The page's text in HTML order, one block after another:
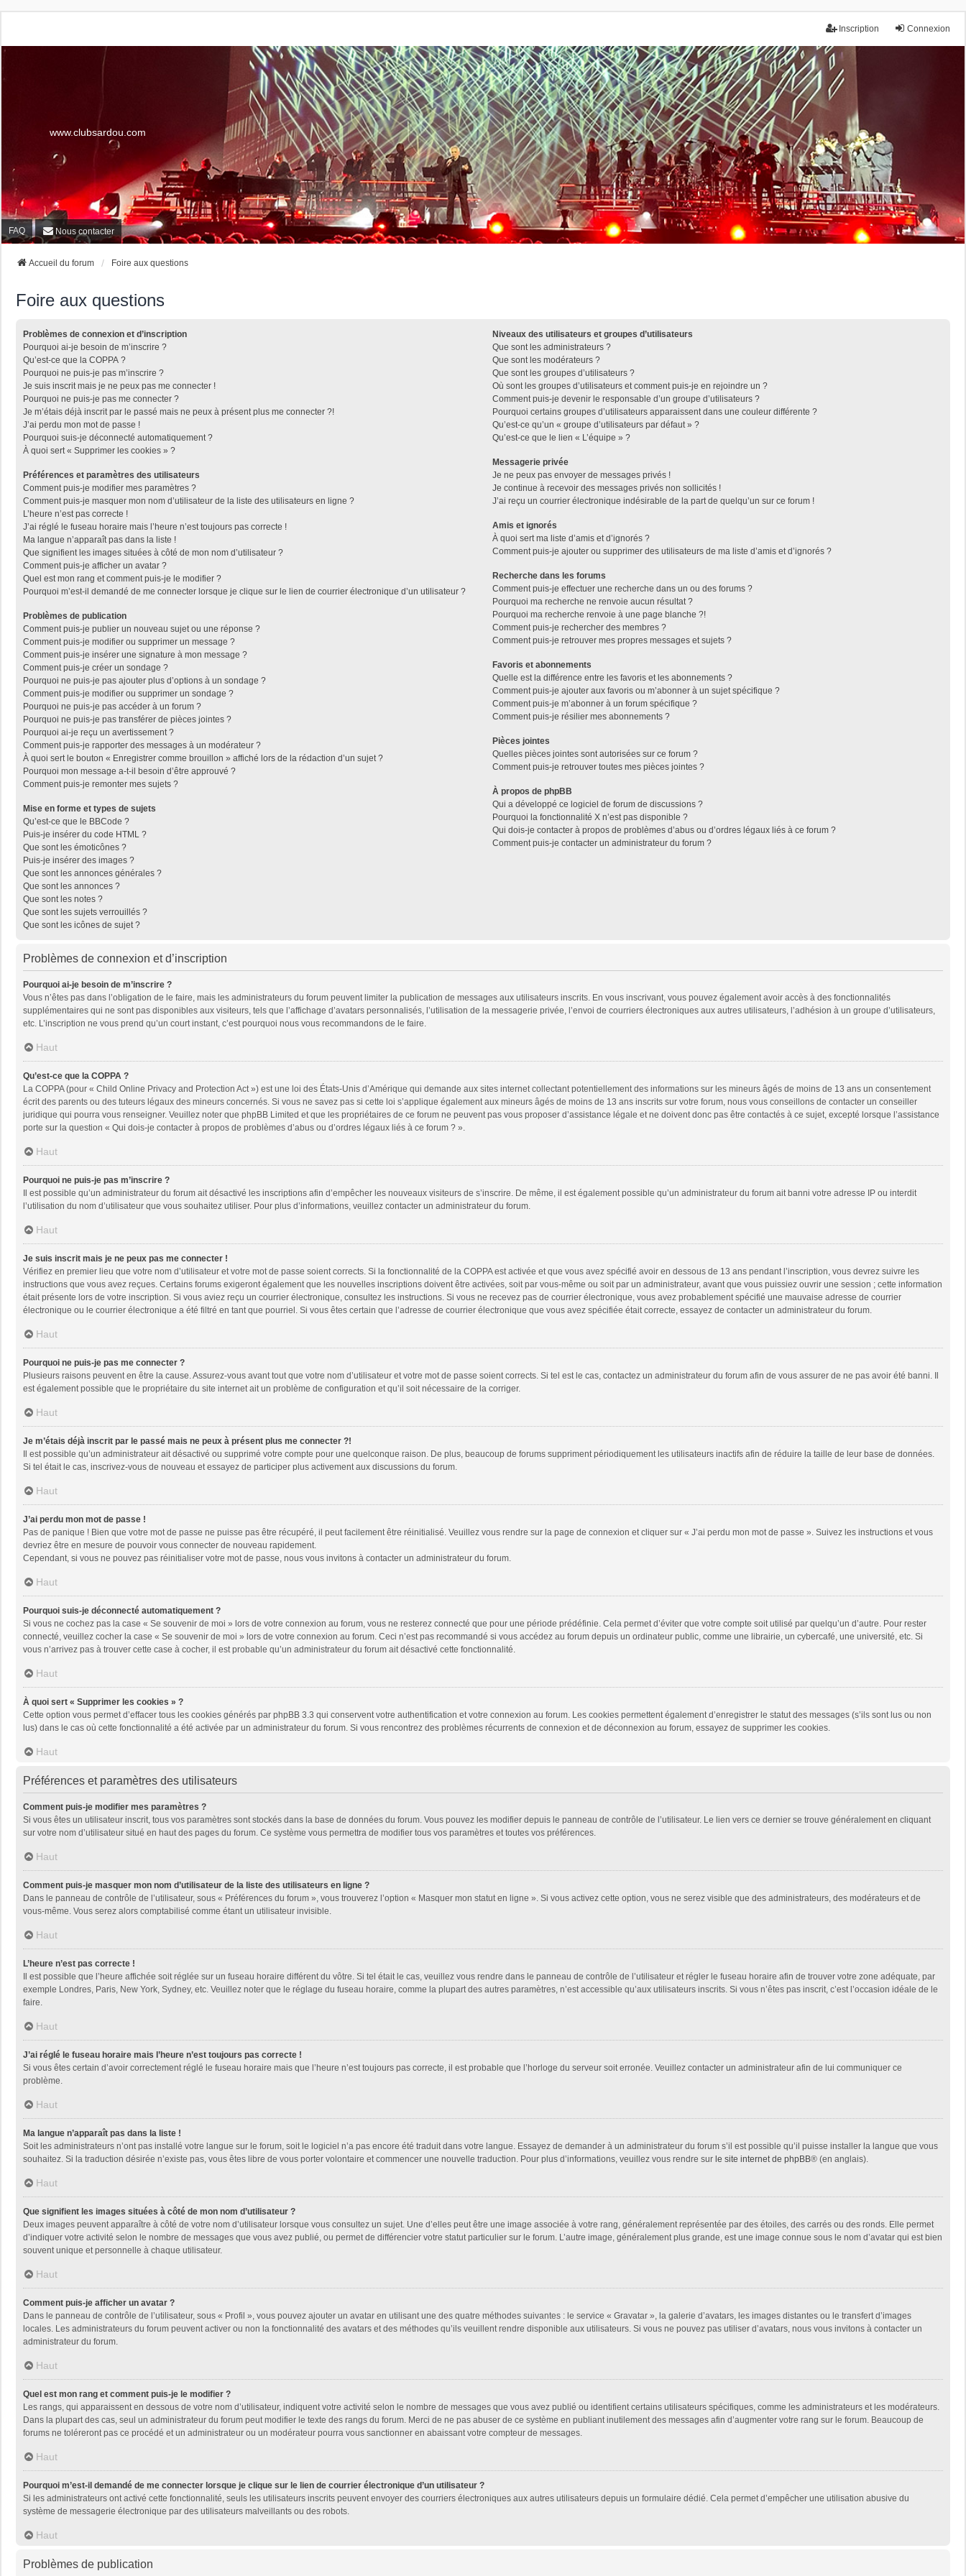
Connexion
Inscription
www.clubsardou.com
FAQ Nous contacter
Accueil du forum Foire aux questions
Foire aux questions
Problèmes de connexion et d’inscription
Pourquoi ai-je besoin de m’inscrire ?
Qu’est-ce que la COPPA ?
Pourquoi ne puis-je pas m’inscrire ?
Je suis inscrit mais je ne peux pas me connecter !
Pourquoi ne puis-je pas me connecter ?
Je m’étais déjà inscrit par le passé mais ne peux à présent plus me connecter ?!
J’ai perdu mon mot de passe !
Pourquoi suis-je déconnecté automatiquement ?
À quoi sert « Supprimer les cookies » ?
Préférences et paramètres des utilisateurs
Comment puis-je modifier mes paramètres ?
Comment puis-je masquer mon nom d’utilisateur de la liste des utilisateurs en ligne ?
L’heure n’est pas correcte !
J’ai réglé le fuseau horaire mais l’heure n’est toujours pas correcte !
Ma langue n’apparaît pas dans la liste !
Que signifient les images situées à côté de mon nom d’utilisateur ?
Comment puis-je afficher un avatar ?
Quel est mon rang et comment puis-je le modifier ?
Pourquoi m’est-il demandé de me connecter lorsque je clique sur le lien de courrier électronique d’un utilisateur ?
Problèmes de publication
Comment puis-je publier un nouveau sujet ou une réponse ?
Comment puis-je modifier ou supprimer un message ?
Comment puis-je insérer une signature à mon message ?
Comment puis-je créer un sondage ?
Pourquoi ne puis-je pas ajouter plus d’options à un sondage ?
Comment puis-je modifier ou supprimer un sondage ?
Pourquoi ne puis-je pas accéder à un forum ?
Pourquoi ne puis-je pas transférer de pièces jointes ?
Pourquoi ai-je reçu un avertissement ?
Comment puis-je rapporter des messages à un modérateur ?
À quoi sert le bouton « Enregistrer comme brouillon » affiché lors de la rédaction d’un sujet ?
Pourquoi mon message a-t-il besoin d’être approuvé ?
Comment puis-je remonter mes sujets ?
Mise en forme et types de sujets
Qu’est-ce que le BBCode ?
Puis-je insérer du code HTML ?
Que sont les émoticônes ?
Puis-je insérer des images ?
Que sont les annonces générales ?
Que sont les annonces ?
Que sont les notes ?
Que sont les sujets verrouillés ?
Que sont les icônes de sujet ?
Niveaux des utilisateurs et groupes d’utilisateurs
Que sont les administrateurs ?
Que sont les modérateurs ?
Que sont les groupes d’utilisateurs ?
Où sont les groupes d’utilisateurs et comment puis-je en rejoindre un ?
Comment puis-je devenir le responsable d’un groupe d’utilisateurs ?
Pourquoi certains groupes d’utilisateurs apparaissent dans une couleur différente ?
Qu’est-ce qu’un « groupe d’utilisateurs par défaut » ?
Qu’est-ce que le lien « L’équipe » ?
Messagerie privée
Je ne peux pas envoyer de messages privés !
Je continue à recevoir des messages privés non sollicités !
J’ai reçu un courrier électronique indésirable de la part de quelqu’un sur ce forum !
Amis et ignorés
À quoi sert ma liste d’amis et d’ignorés ?
Comment puis-je ajouter ou supprimer des utilisateurs de ma liste d’amis et d’ignorés ?
Recherche dans les forums
Comment puis-je effectuer une recherche dans un ou des forums ?
Pourquoi ma recherche ne renvoie aucun résultat ?
Pourquoi ma recherche renvoie à une page blanche ?!
Comment puis-je rechercher des membres ?
Comment puis-je retrouver mes propres messages et sujets ?
Favoris et abonnements
Quelle est la différence entre les favoris et les abonnements ?
Comment puis-je ajouter aux favoris ou m’abonner à un sujet spécifique ?
Comment puis-je m’abonner à un forum spécifique ?
Comment puis-je résilier mes abonnements ?
Pièces jointes
Quelles pièces jointes sont autorisées sur ce forum ?
Comment puis-je retrouver toutes mes pièces jointes ?
À propos de phpBB
Qui a développé ce logiciel de forum de discussions ?
Pourquoi la fonctionnalité X n’est pas disponible ?
Qui dois-je contacter à propos de problèmes d’abus ou d’ordres légaux liés à ce forum ?
Comment puis-je contacter un administrateur du forum ?
Problèmes de connexion et d’inscription
Pourquoi ai-je besoin de m’inscrire ?
Vous n’êtes pas dans l’obligation de le faire, mais les administrateurs du forum peuvent limiter la publication de messages aux utilisateurs inscrits. En vous inscrivant, vous pouvez également avoir accès à des fonctionnalités
supplémentaires qui ne sont pas disponibles aux visiteurs, tels que l’affichage d’avatars personnalisés, l’utilisation de la messagerie privée, l’envoi de courriers électroniques aux autres utilisateurs, l’adhésion à un groupe d’utilisateurs,
etc. L’inscription ne vous prend qu’un court instant, c’est pourquoi nous vous recommandons de le faire.
Haut
Qu’est-ce que la COPPA ?
La COPPA (pour « Child Online Privacy and Protection Act ») est une loi des États-Unis d’Amérique qui demande aux sites internet collectant potentiellement des informations sur les mineurs âgés de moins de 13 ans un consentement
écrit des parents ou des tuteurs légaux des mineurs concernés. Si vous ne savez pas si cette loi s’applique également aux mineurs âgés de moins de 13 ans inscrits sur votre forum, nous vous conseillons de contacter un conseiller
juridique qui pourra vous renseigner. Veuillez noter que phpBB Limited et que les propriétaires de ce forum ne peuvent pas vous proposer d’assistance légale et ne doivent donc pas être contactés à ce sujet, excepté lorsque l’assistance
porte sur la question « Qui dois-je contacter à propos de problèmes d’abus ou d’ordres légaux liés à ce forum ? ».
Haut
Pourquoi ne puis-je pas m’inscrire ?
Il est possible qu’un administrateur du forum ait désactivé les inscriptions afin d’empêcher les nouveaux visiteurs de s’inscrire. De même, il est également possible qu’un administrateur du forum ait banni votre adresse IP ou interdit
l’utilisation du nom d’utilisateur que vous souhaitez utiliser. Pour plus d’informations, veuillez contacter un administrateur du forum.
Haut
Je suis inscrit mais je ne peux pas me connecter !
Vérifiez en premier lieu que votre nom d’utilisateur et votre mot de passe soient corrects. Si la fonctionnalité de la COPPA est activée et que vous avez spécifié avoir en dessous de 13 ans pendant l’inscription, vous devrez suivre les
instructions que vous avez reçues. Certains forums exigeront également que les nouvelles inscriptions doivent être activées, soit par vous-même ou soit par un administrateur, avant que vous puissiez ouvrir une session ; cette information
était présente lors de votre inscription. Si vous aviez reçu un courrier électronique, consultez les instructions. Si vous ne recevez pas de courrier électronique, vous avez probablement spécifié une mauvaise adresse de courrier
électronique ou le courrier électronique a été filtré en tant que pourriel. Si vous êtes certain que l’adresse de courrier électronique que vous avez spécifiée était correcte, essayez de contacter un administrateur du forum.
Haut
Pourquoi ne puis-je pas me connecter ?
Plusieurs raisons peuvent en être la cause. Assurez-vous avant tout que votre nom d’utilisateur et votre mot de passe soient corrects. Si tel est le cas, contactez un administrateur du forum afin de vous assurer de ne pas avoir été banni. Il
est également possible que le propriétaire du site internet ait un problème de configuration et qu’il soit nécessaire de la corriger.
Haut
Je m’étais déjà inscrit par le passé mais ne peux à présent plus me connecter ?!
Il est possible qu’un administrateur ait désactivé ou supprimé votre compte pour une quelconque raison. De plus, beaucoup de forums suppriment périodiquement les utilisateurs inactifs afin de réduire la taille de leur base de données.
Si tel était le cas, inscrivez-vous de nouveau et essayez de participer plus activement aux discussions du forum.
Haut
J’ai perdu mon mot de passe !
Pas de panique ! Bien que votre mot de passe ne puisse pas être récupéré, il peut facilement être réinitialisé. Veuillez vous rendre sur la page de connexion et cliquer sur « J’ai perdu mon mot de passe ». Suivez les instructions et vous
devriez être en mesure de pouvoir vous connecter de nouveau rapidement.
Cependant, si vous ne pouvez pas réinitialiser votre mot de passe, nous vous invitons à contacter un administrateur du forum.
Haut
Pourquoi suis-je déconnecté automatiquement ?
Si vous ne cochez pas la case « Se souvenir de moi » lors de votre connexion au forum, vous ne resterez connecté que pour une période prédéfinie. Cela permet d’éviter que votre compte soit utilisé par quelqu’un d’autre. Pour rester
connecté, veuillez cocher la case « Se souvenir de moi » lors de votre connexion au forum. Ceci n’est pas recommandé si vous accédez au forum depuis un ordinateur public, comme une librairie, un cybercafé, une université, etc. Si
vous n’arrivez pas à trouver cette case à cocher, il est probable qu’un administrateur du forum ait désactivé cette fonctionnalité.
Haut
À quoi sert « Supprimer les cookies » ?
Cette option vous permet d’effacer tous les cookies générés par phpBB 3.3 qui conservent votre authentification et votre connexion au forum. Les cookies permettent également d’enregistrer le statut des messages (s’ils sont lus ou non
lus) dans le cas où cette fonctionnalité a été activée par un administrateur du forum. Si vous rencontrez des problèmes récurrents de connexion et de déconnexion au forum, essayez de supprimer les cookies.
Haut
Préférences et paramètres des utilisateurs
Comment puis-je modifier mes paramètres ?
Si vous êtes un utilisateur inscrit, tous vos paramètres sont stockés dans la base de données du forum. Vous pouvez les modifier depuis le panneau de contrôle de l’utilisateur. Le lien vers ce dernier se trouve généralement en cliquant
sur votre nom d’utilisateur situé en haut des pages du forum. Ce système vous permettra de modifier tous vos paramètres et toutes vos préférences.
Haut
Comment puis-je masquer mon nom d’utilisateur de la liste des utilisateurs en ligne ?
Dans le panneau de contrôle de l’utilisateur, sous « Préférences du forum », vous trouverez l’option « Masquer mon statut en ligne ». Si vous activez cette option, vous ne serez visible que des administrateurs, des modérateurs et de
vous-même. Vous serez alors comptabilisé comme étant un utilisateur invisible.
Haut
L’heure n’est pas correcte !
Il est possible que l’heure affichée soit réglée sur un fuseau horaire différent du vôtre. Si tel était le cas, veuillez vous rendre dans le panneau de contrôle de l’utilisateur et régler le fuseau horaire afin de trouver votre zone adéquate, par
exemple Londres, Paris, New York, Sydney, etc. Veuillez noter que le réglage du fuseau horaire, comme la plupart des autres paramètres, n’est accessible qu’aux utilisateurs inscrits. Si vous n’êtes pas inscrit, c’est l’occasion idéale de le
faire.
Haut
J’ai réglé le fuseau horaire mais l’heure n’est toujours pas correcte !
Si vous êtes certain d’avoir correctement réglé le fuseau horaire mais que l’heure n’est toujours pas correcte, il est probable que l’horloge du serveur soit erronée. Veuillez contacter un administrateur afin de lui communiquer ce
problème.
Haut
Ma langue n’apparaît pas dans la liste !
Soit les administrateurs n’ont pas installé votre langue sur le forum, soit le logiciel n’a pas encore été traduit dans votre langue. Essayez de demander à un administrateur du forum s’il est possible qu’il puisse installer la langue que vous
souhaitez. Si la traduction désirée n’existe pas, vous êtes libre de vous porter volontaire et commencer une nouvelle traduction. Pour plus d’informations, veuillez vous rendre sur le site internet de phpBB® (en anglais).
Haut
Que signifient les images situées à côté de mon nom d’utilisateur ?
Deux images peuvent apparaître à côté de votre nom d’utilisateur lorsque vous consultez un sujet. Une d’elles peut être une image associée à votre rang, généralement représentée par des étoiles, des carrés ou des ronds. Elle permet
d’indiquer votre activité selon le nombre de messages que vous avez publié, ou permet de différencier votre statut particulier sur le forum. L’autre image, généralement plus grande, est une image connue sous le nom d’avatar qui est bien
souvent unique et personnelle à chaque utilisateur.
Haut
Comment puis-je afficher un avatar ?
Dans le panneau de contrôle de l’utilisateur, sous « Profil », vous pouvez ajouter un avatar en utilisant une des quatre méthodes suivantes : le service « Gravatar », la galerie d’avatars, les images distantes ou le transfert d’images
locales. Les administrateurs du forum peuvent activer ou non la fonctionnalité des avatars et des méthodes qu’ils veuillent rendre disponible aux utilisateurs. Si vous ne pouvez pas utiliser d’avatars, nous vous invitons à contacter un
administrateur du forum.
Haut
Quel est mon rang et comment puis-je le modifier ?
Les rangs, qui apparaissent en dessous de votre nom d’utilisateur, indiquent votre activité selon le nombre de messages que vous avez publié ou identifient certains utilisateurs spécifiques, comme les administrateurs et les modérateurs.
Dans la plupart des cas, seul un administrateur du forum peut modifier le texte des rangs du forum. Merci de ne pas abuser de ce système en publiant inutilement des messages afin d’augmenter votre rang sur le forum. Beaucoup de
forums ne toléreront pas ce procédé et un administrateur ou un modérateur pourra vous sanctionner en abaissant votre compteur de messages.
Haut
Pourquoi m’est-il demandé de me connecter lorsque je clique sur le lien de courrier électronique d’un utilisateur ?
Si les administrateurs ont activé cette fonctionnalité, seuls les utilisateurs inscrits peuvent envoyer des courriers électroniques aux autres utilisateurs depuis un formulaire dédié. Cela permet d’empêcher une utilisation abusive du
système de messagerie électronique par des utilisateurs malveillants ou des robots.
Haut
Problèmes de publication